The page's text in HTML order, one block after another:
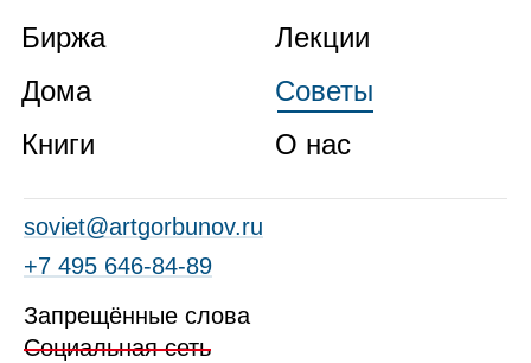
Биржа
Дома
Книги
Лекции
Советы
О нас
soviet@artgorbunov.ru
+7 495 646‑84‑89
Запрещённые слова
Социальная сеть